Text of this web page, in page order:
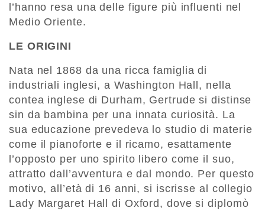
l’hanno resa una delle figure più influenti nel
Medio Oriente.
LE ORIGINI
Nata nel 1868 da una ricca famiglia di
industriali inglesi, a Washington Hall, nella
contea inglese di Durham, Gertrude si distinse
sin da bambina per una innata curiosità. La
sua educazione prevedeva lo studio di materie
come il pianoforte e il ricamo, esattamente
l’opposto per uno spirito libero come il suo,
attratto dall’avventura e dal mondo. Per questo
motivo, all’età di 16 anni, si iscrisse al collegio
Lady Margaret Hall di Oxford, dove si diplomò